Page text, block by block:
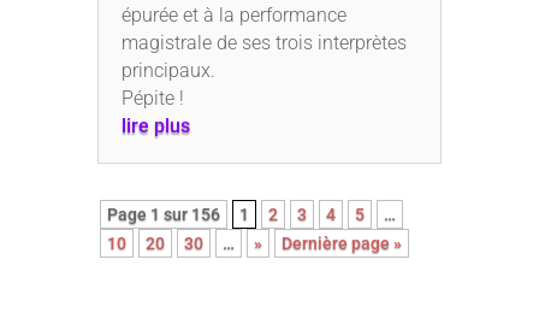
épurée et à la performance
magistrale de ses trois interprètes
principaux.
Pépite !
lire plus
Page 1 sur 156 1 2 3 4 5
…
10
20 30 … » Dernière page »